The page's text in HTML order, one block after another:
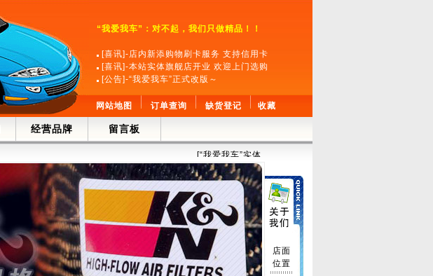
“我爱我车”：对不起，我们只做精品！！
[喜讯]-店内新添购物刷卡服务 支持信用卡
[喜讯]-本站实体旗舰店开业 欢迎上门选购
[公告]-“我爱我车”正式改版～
网站地图 订单查询 缺货登记 收藏
经营品牌 留言板
[“我爱我车”实体店欢迎广大车友上门选购，店内可提供
店面
位置